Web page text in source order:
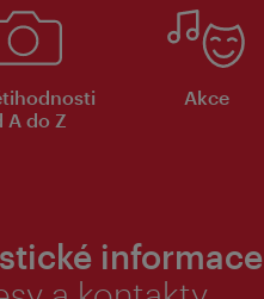
A do Z
Akce
informace